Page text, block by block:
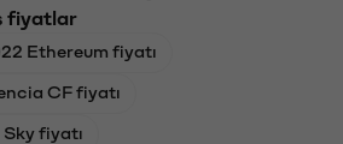
fiyatlar
Ethereum fiyatı
CF fiyatı
fiyatı